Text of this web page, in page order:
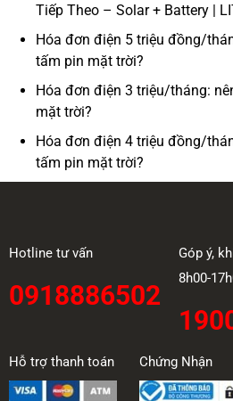
Tiếp Theo – Solar + Battery |
Hóa đơn điện 5 triệu đồng/
tấm pin mặt trời?
Hóa đơn điện 3 triệu/tháng:
mặt trời?
Hóa đơn điện 4 triệu đồng/
tấm pin mặt trời?
Hotline tư vấn
0918886502
Góp ý,
8h00-
Hỗ trợ thanh toán Chứng Nhận